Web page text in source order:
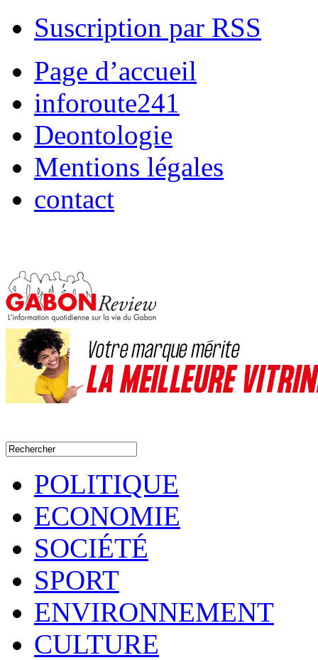
Suscription par RSS
Page d’accueil
inforoute241
Deontologie
Mentions légales
contact
POLITIQUE
ECONOMIE
SOCIÉTÉ
SPORT
ENVIRONNEMENT
CULTURE